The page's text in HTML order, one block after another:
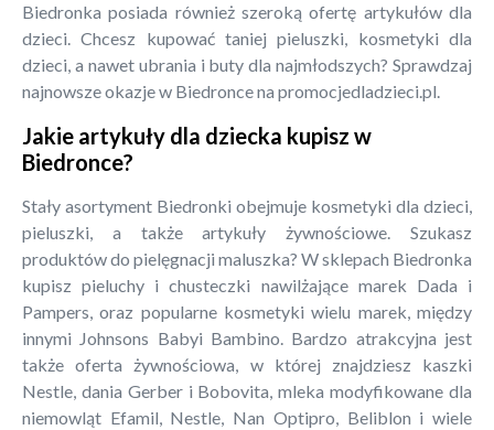
Biedronka posiada również szeroką ofertę artykułów dla
dzieci. Chcesz kupować taniej pieluszki, kosmetyki dla
dzieci, a nawet ubrania i buty dla najmłodszych? Sprawdzaj
najnowsze okazje w Biedronce na promocjedladzieci.pl.
Jakie artykuły dla dziecka kupisz w
Biedronce?
Stały asortyment Biedronki obejmuje kosmetyki dla dzieci,
pieluszki, a także artykuły żywnościowe. Szukasz
produktów do pielęgnacji maluszka? W sklepach Biedronka
kupisz pieluchy i chusteczki nawilżające marek Dada i
Pampers, oraz popularne kosmetyki wielu marek, między
innymi Johnsons Babyi Bambino. Bardzo atrakcyjna jest
także oferta żywnościowa, w której znajdziesz kaszki
Nestle, dania Gerber i Bobovita, mleka modyfikowane dla
niemowląt Efamil, Nestle, Nan Optipro, Beliblon i wiele